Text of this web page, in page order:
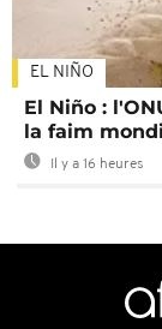
EL NIÑO
El Niño :
la faim
Il y a 16 heures